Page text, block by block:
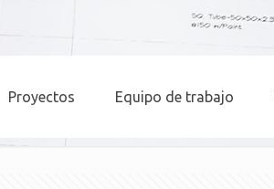
Proyectos Equipo de trabajo